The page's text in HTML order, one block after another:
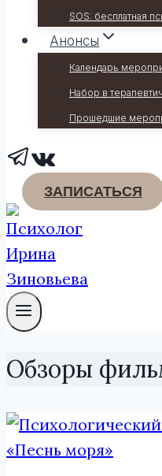
SOS: бесплатная
Анонсы
Календарь
Набор в
Прошедшие
ЗАПИСАТЬСЯ
Обзоры